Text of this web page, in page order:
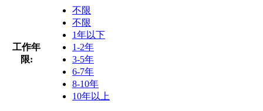
工作年
限:
不限
不限
1年以下
1-2年
3-5年
6-7年
8-10年
10年以上